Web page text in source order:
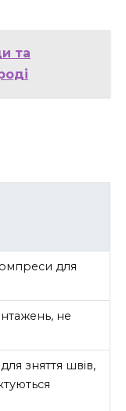
та
для
не
зняття швів,